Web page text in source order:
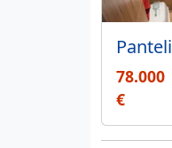
78.000
€